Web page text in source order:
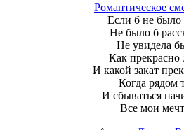
Романтическое
Если б не было
Не было б
Не увидела
Как прекрасно
И какой закат
Когда рядом
И сбываться
Все мои